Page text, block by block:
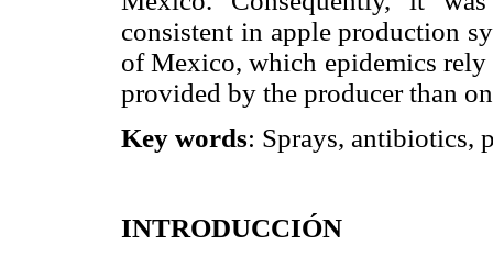
consistent in apple production
of Mexico, which epidemics
provided by the producer than
Key words: Sprays, antibiotics,
INTRODUCCIÓN